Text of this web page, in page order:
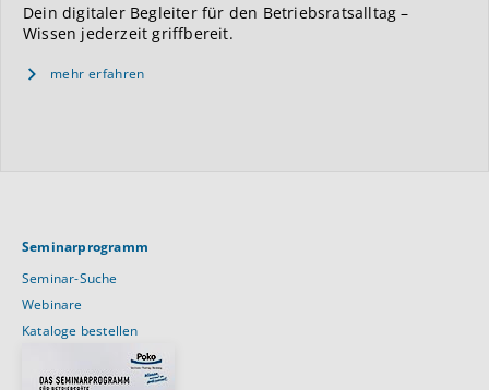
Dein digitaler Begleiter für den Betriebsratsalltag –
Wissen jederzeit griffbereit.
mehr erfahren
Seminarprogramm
Seminar-Suche
Webinare
Kataloge bestellen